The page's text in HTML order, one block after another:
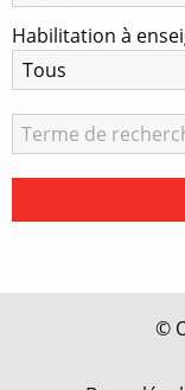
Habilitation à
©